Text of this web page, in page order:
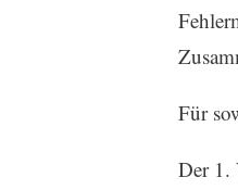
Für
Der 1.